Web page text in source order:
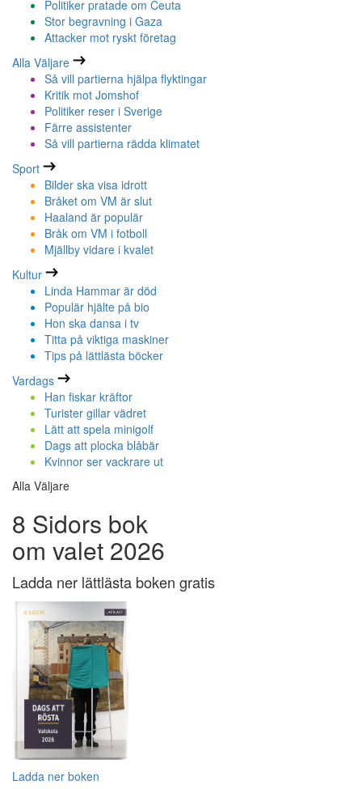
Politiker pratade om Ceuta
Stor begravning i Gaza
Attacker mot ryskt företag
Alla Väljare
Så vill partierna hjälpa flyktingar
Kritik mot Jomshof
Politiker reser i Sverige
Färre assistenter
Så vill partierna rädda klimatet
Sport
Bilder ska visa idrott
Bråket om VM är slut
Haaland är populär
Bråk om VM i fotboll
Mjällby vidare i kvalet
Kultur
Linda Hammar är död
Populär hjälte på bio
Hon ska dansa i tv
Titta på viktiga maskiner
Tips på lättlästa böcker
Vardags
Han fiskar kräftor
Turister gillar vädret
Lätt att spela minigolf
Dags att plocka blåbär
Kvinnor ser vackrare ut
Alla Väljare
8 Sidors bok
om valet 2026
Ladda ner lättlästa boken gratis
Ladda ner boken